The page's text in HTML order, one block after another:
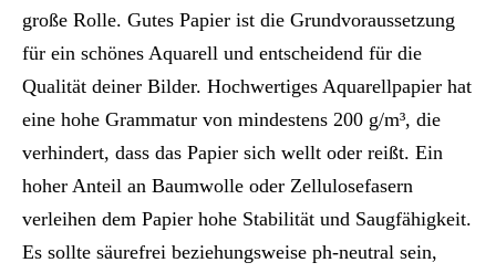
große Rolle. Gutes Papier ist die Grundvoraussetzung
für ein schönes Aquarell und entscheidend für die
Qualität deiner Bilder. Hochwertiges Aquarellpapier hat
eine hohe Grammatur von mindestens 200 g/m³, die
verhindert, dass das Papier sich wellt oder reißt. Ein
hoher Anteil an Baumwolle oder Zellulosefasern
verleihen dem Papier hohe Stabilität und Saugfähigkeit.
Es sollte säurefrei beziehungsweise ph-neutral sein,